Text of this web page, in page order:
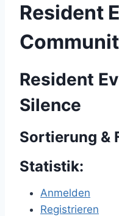
Resident
Resident
Silence
Sortierung &
Statistik:
Anmelden
Registrieren